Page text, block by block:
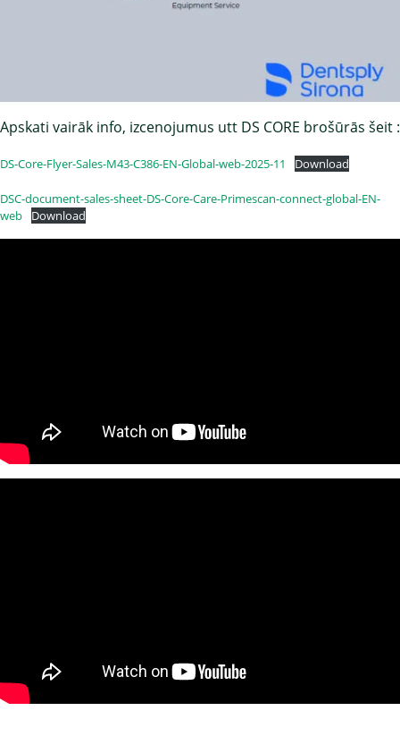
Apskati vairāk info, izcenojumus utt DS CORE brošūrās šeit :
DS-Core-Flyer-Sales-M43-C386-EN-Global-web-2025-11 Download
DSC-document-sales-sheet-DS-Core-Care-Primescan-connect-global-EN-
web
Download